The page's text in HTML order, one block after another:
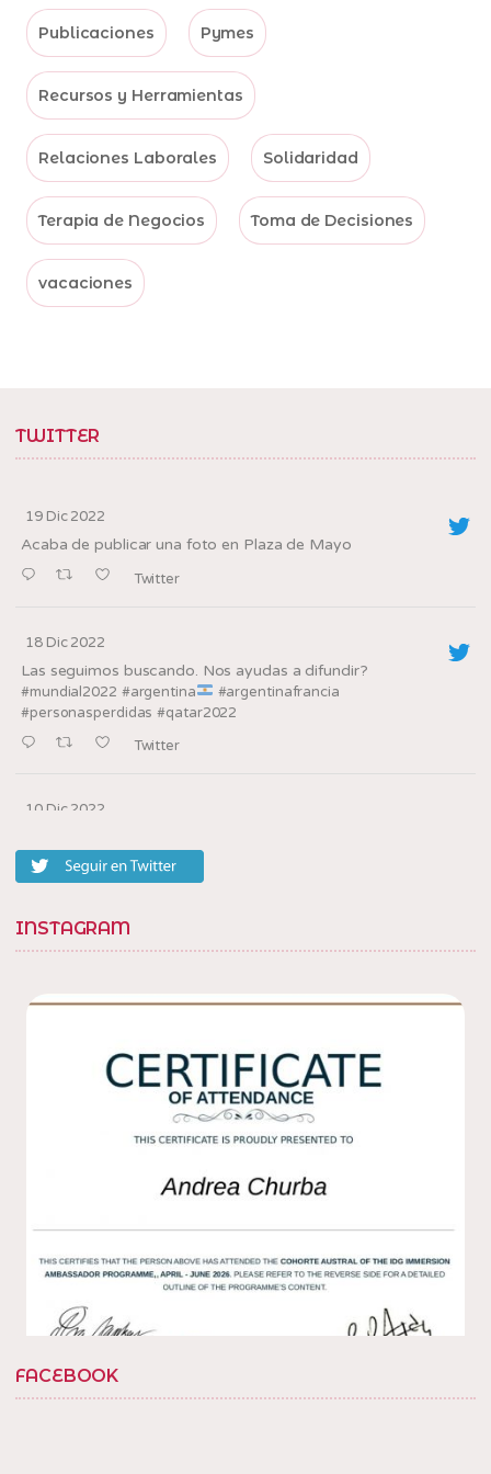
Publicaciones Pymes
Recursos y Herramientas
Relaciones Laborales Solidaridad
Terapia de Negocios Toma de Decisiones
vacaciones
TWITTER
19 Dic 2022
Acaba de publicar una foto en Plaza de Mayo
Twitter
18 Dic 2022
Las seguimos buscando. Nos ayudas a difundir?
#mundial2022 #argentina
#argentinafrancia
#personasperdidas #qatar2022
Twitter
10 Dic 2022
20
Twitter
Load More...
INSTAGRAM
FACEBOOK